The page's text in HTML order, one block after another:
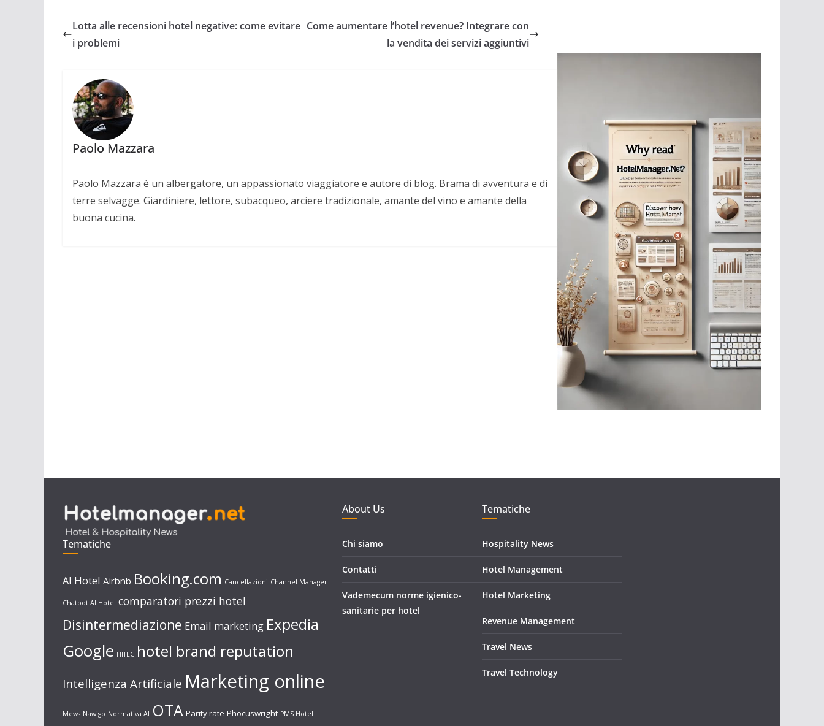
Lotta alle recensioni hotel negative: come evitare
i problemi
Come aumentare l’hotel revenue? Integrare con
la vendita dei servizi aggiuntivi
Paolo Mazzara
Paolo Mazzara è un albergatore, un appassionato viaggiatore e autore di blog. Brama di avventura e di
terre selvagge. Giardiniere, lettore, subacqueo, arciere tradizionale, amante del vino e amante della
buona cucina.
Tematiche
AI Hotel Airbnb Booking.com Cancellazioni Channel Manager
Chatbot AI Hotel comparatori prezzi hotel
Disintermediazione Email marketing Expedia
Google HITEC hotel brand reputation
Intelligenza Artificiale Marketing online
Mews Nawigo Normativa AI OTA Parity rate Phocuswright PMS Hotel
About Us
Chi siamo
Contatti
Vademecum norme igienico-
sanitarie per hotel
Tematiche
Hospitality News
Hotel Management
Hotel Marketing
Revenue Management
Travel News
Travel Technology